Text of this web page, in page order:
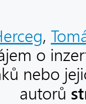
,
o
nebo
autorů